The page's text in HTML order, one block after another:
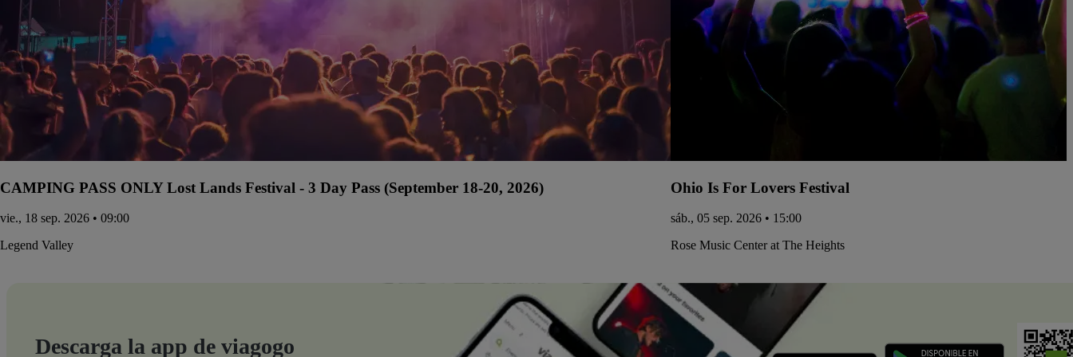
CAMPING PASS ONLY Lost Lands Festival - 3 Day Pass (September 18-20, 2026)
vie., 18 sep. 2026 • 09:00
Legend Valley
Ohio Is For Lovers Festival
sáb., 05 sep. 2026 • 15:00
Rose Music Center at The Heights
Descarga la app de viagogo